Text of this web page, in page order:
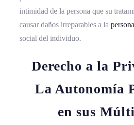
intimidad de la persona que su
causar daños irreparables a la
social del individuo.
Derecho a la
La Autonomía
en sus